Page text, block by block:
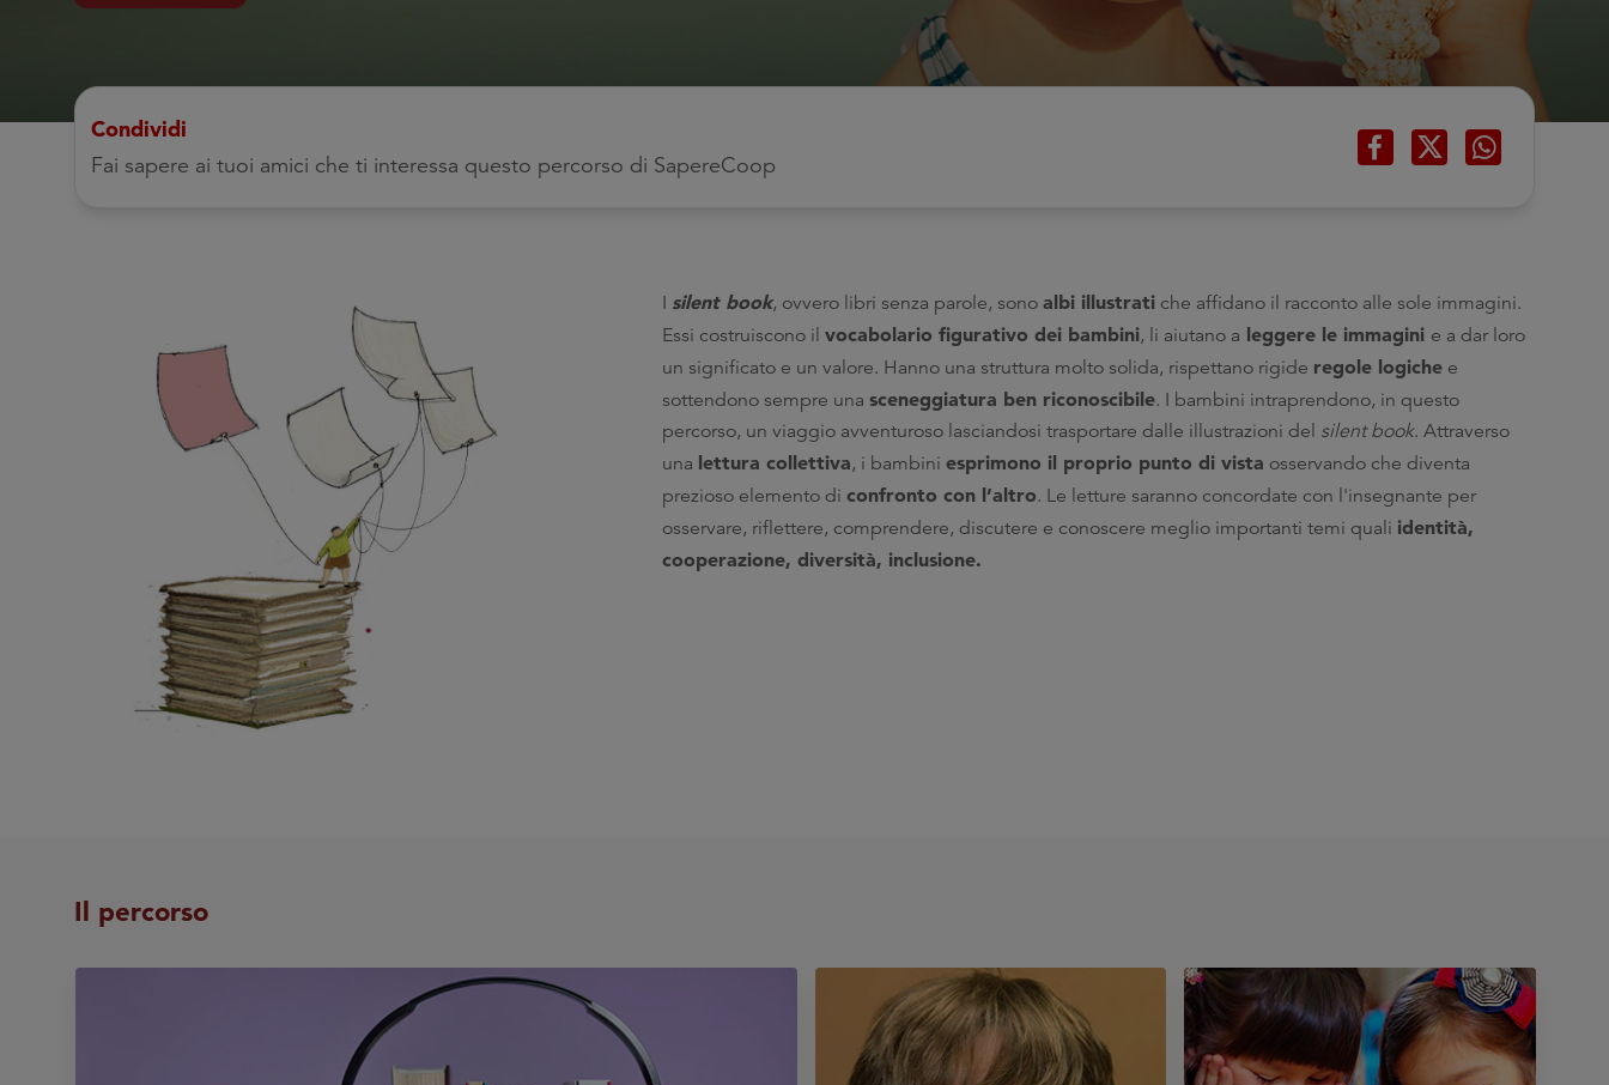
Condividi
Fai sapere ai tuoi amici che ti interessa questo percorso di SapereCoop
I silent book, ovvero libri senza parole, sono albi illustrati che affidano il racconto alle sole immagini.
Essi costruiscono il vocabolario figurativo dei bambini, li aiutano a leggere le immagini e a dar loro
un significato e un valore. Hanno una struttura molto solida, rispettano rigide regole logiche e
sottendono sempre una sceneggiatura ben riconoscibile. I bambini intraprendono, in questo
percorso, un viaggio avventuroso lasciandosi trasportare dalle illustrazioni del silent book. Attraverso
una lettura collettiva, i bambini esprimono il proprio punto di vista osservando che diventa
prezioso elemento di confronto con l’altro. Le letture saranno concordate con l'insegnante per
osservare, riflettere, comprendere, discutere e conoscere meglio importanti temi quali identità,
cooperazione, diversità, inclusione.
Il percorso